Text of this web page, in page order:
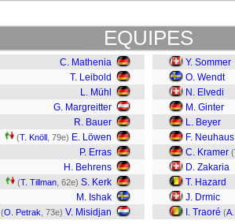
EQUIPES
C. Mathenia
T. Leibold
L. Mühl
G. Margreitter
R. Bauer
(T. Knöll , 79e) E. Löwen
P. Erras
H. Behrens
(T. Tillman , 62e) S. Kerk
M. Ishak
(O. Petrak , 73e) V. Misidjan
Y. Sommer
O. Wendt
N. Elvedi
M. Ginter
L. Beyer
F. Neuhaus
C. Kramer (
D. Zakaria
T. Hazard
J. Drmic
I. Traoré (